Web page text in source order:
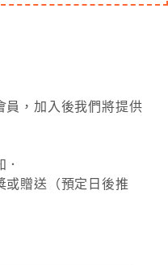
員，加入後我們將提供
或贈送（預定日後推